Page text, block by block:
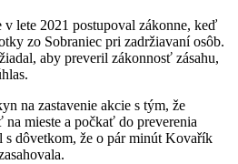
lete 2021 postupoval zákonne, keď
zo Sobraniec pri zadržiavaní osôb.
aby preveril zákonnosť zásahu,
na zastavenie akcie s tým, že
na mieste a počkať do preverenia
s dôvetkom, že o pár minút Kovařík